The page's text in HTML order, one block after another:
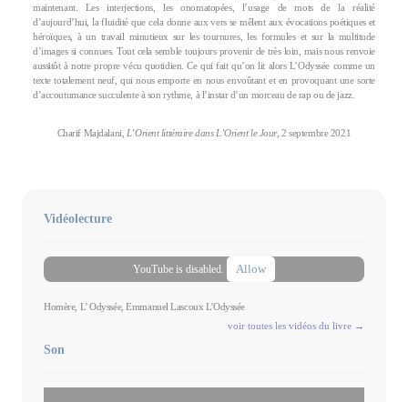
maintenant. Les interjections, les onomatopées, l’usage de mots de la réalité
d’aujourd’hui, la fluidité que cela donne aux vers se mêlent aux évocations poétiques et
héroïques, à un travail minutieux sur les tournures, les formules et sur la multitude
d’images si connues. Tout cela semble toujours provenir de très loin, mais nous renvoie
aussitôt à notre propre vécu quotidien. Ce qui fait qu’on lit alors L’Odyssée comme un
texte totalement neuf, qui nous emporte en nous envoûtant et en provoquant une sorte
d’accoutumance succulente à son rythme, à l’instar d’un morceau de rap ou de jazz.
Charif Majdalani, L’Orient littéraire dans L’Orient le Jour, 2 septembre 2021
Vidéolecture
YouTube is disabled. Allow
Homère, L’ Odyssée, Emmanuel Lascoux L'Odyssée
voir toutes les vidéos du livre →
Son